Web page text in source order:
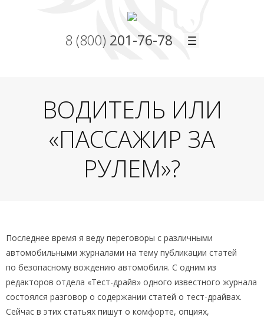
8 (800) 201-76-78
ВОДИТЕЛЬ ИЛИ
«ПАССАЖИР ЗА
РУЛЕМ»?
Последнее время я веду переговоры с различными
автомобильными журналами на тему публикации статей
по безопасному вождению автомобиля. С одним из
редакторов отдела «Тест-драйв» одного известного журнала
состоялся разговор о содержании статей о тест-драйвах.
Сейчас в этих статьях пишут о комфорте, опциях,